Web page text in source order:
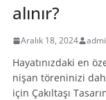
alınır?
Aralık 18, 2024
Hayatınızdaki en
nişan töreninizi
için Çakıltaşı